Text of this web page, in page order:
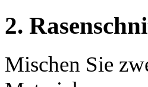
2.
Mischen Sie